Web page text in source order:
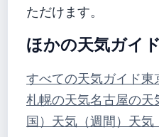
ただけます。
ほかの天気ガイド
すべての天気ガイド東
札幌の天気名古屋の天
国） 天気（週間） 天気